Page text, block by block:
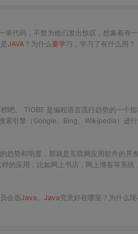
串代码，不禁为他们发出惊叹，想象着有
JAVA？为什么要学习，学习了有什么用？
指标，每
索引擎（Google、Bing、Wikipedia）进行
趋势和明显，那就是互联网应用软件的开
的应用，比如网上书店，网上博客等系统
会选Java Java究竟好在哪里？为什么现